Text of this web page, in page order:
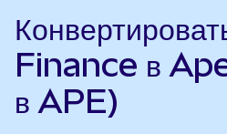
Finance в
в APE)